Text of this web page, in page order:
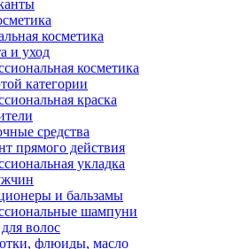
косметика
и уход
косметика
категории
краска
средства
прямого действия
укладка
и бальзамы
шампуни
волос
флюиды, масло